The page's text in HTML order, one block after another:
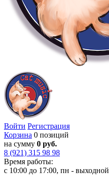
Войти Регистрация
Корзина 0 позиций
на сумму 0 руб.
8 (921) 315 98 98
Время работы:
с 10:00 до 17:00, пн - выходной